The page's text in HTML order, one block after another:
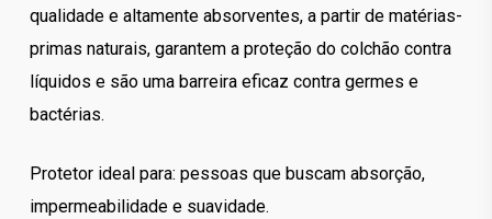
qualidade e altamente absorventes, a partir de matérias-
primas naturais, garantem a proteção do colchão contra
líquidos e são uma barreira eficaz contra germes e
bactérias.
Protetor ideal para: pessoas que buscam absorção,
impermeabilidade e suavidade.